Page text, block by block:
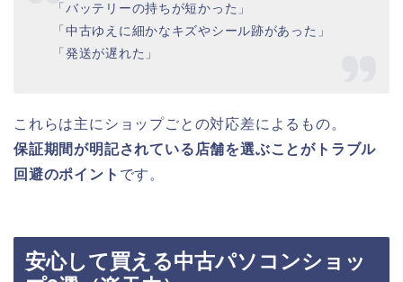
「バッテリーの持ちが短かった」
「中古ゆえに細かなキズやシール跡があった」
「発送が遅れた」
これらは主にショップごとの対応差によるもの。
保証期間が明記されている店舗を選ぶことがトラブル
回避のポイント です。
安心して買える中古パソコンショッ